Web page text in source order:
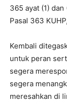
365 ayat (1) dan
Pasal 363
Kembali
untuk peran
segera
segera
meresahkan di